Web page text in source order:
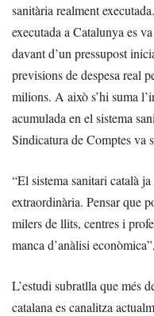
sanitària realment
executada a Catalunya es
davant d’un pressupost
previsions de despesa real
milions. A això s’hi suma
acumulada en el sistema
Sindicatura de Comptes va
“El sistema sanitari català
extraordinària. Pensar que
milers de llits, centres i
manca d’anàlisi
L’estudi subratlla que més
catalana es canalitza